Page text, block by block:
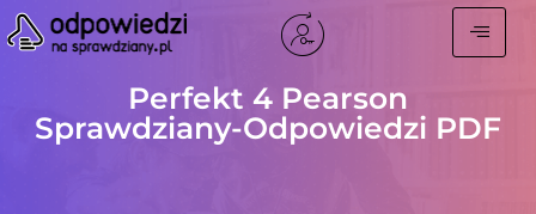
Perfekt 4 Pearson
Sprawdziany-Odpowiedzi PDF